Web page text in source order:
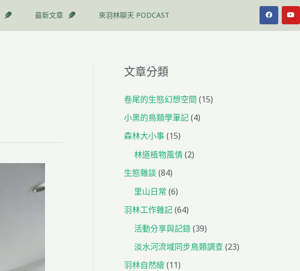
最新文章 來羽林聊天 PODCAST
F
a
Y
o
文章分類
卷尾的生態幻想空間 (15)
小黑的鳥類學筆記(4)
森林大小事(15)
林道植物風情(2)
生態雜談 (84)
里山日常 (6)
羽林工作雜記(64)
活動分享與記錄(39)
淡水河流域同步鳥類調查(23)
羽林自然繪(11)